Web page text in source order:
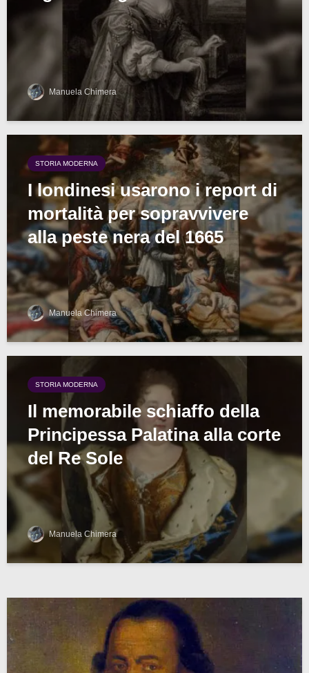
Manuela Chimera
STORIA MODERNA
I londinesi usarono i report di
mortalità per sopravvivere
alla peste nera del 1665
Manuela Chimera
STORIA MODERNA
Il memorabile schiaffo della
Principessa Palatina alla corte
del Re Sole
Manuela Chimera